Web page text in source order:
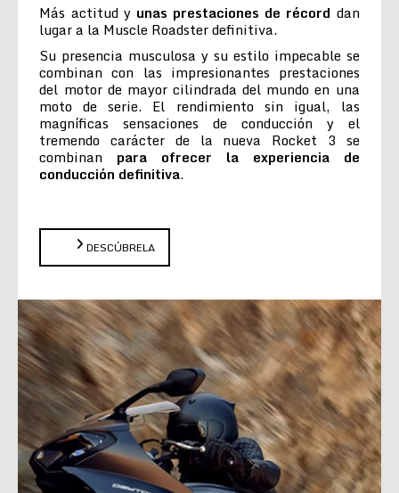
Más actitud y unas prestaciones de récord dan
lugar a la Muscle Roadster definitiva.
Su presencia musculosa y su estilo impecable se
combinan con las impresionantes prestaciones
del motor de mayor cilindrada del mundo en una
moto de serie. El rendimiento sin igual, las
magníficas sensaciones de conducción y el
tremendo carácter de la nueva Rocket 3 se
combinan para ofrecer la experiencia de
conducción definitiva.
DESCÚBRELA